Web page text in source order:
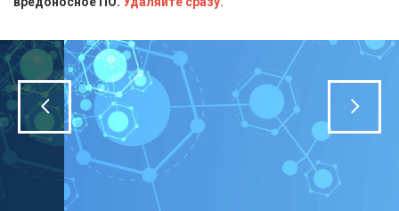
Индикаторы
Кислоты
Пищевая химия для производств
Стандарт-титры
ДОСТАВКА
СЕРТИФИКАТЫ
КОНТАКТЫ